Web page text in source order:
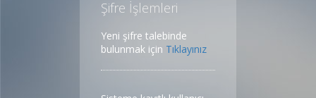
Şifre İşlemleri
Yeni şifre talebinde
bulunmak için Tıklayınız